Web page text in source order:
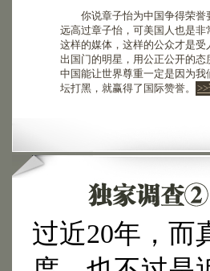
你说章子怡为中国争得荣誉
远高过章子怡，可美国人也是
这样的媒体，这样的公众才是
出国门的明星，用公正公开的
中国能让世界尊重一定是因为
坛打黑，就赢得了国际赞誉。
过近20年，而